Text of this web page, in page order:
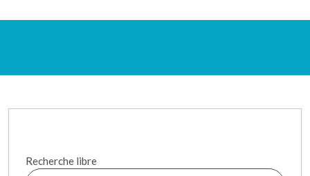
Recherche libre